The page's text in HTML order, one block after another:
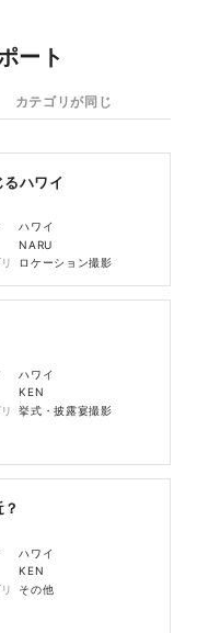
ート
カテゴリが同じ
ハワイ
ハワイ
NARU
ロケーション撮影
ハワイ
KEN
挙式・披露宴撮影
ハワイ
KEN
その他